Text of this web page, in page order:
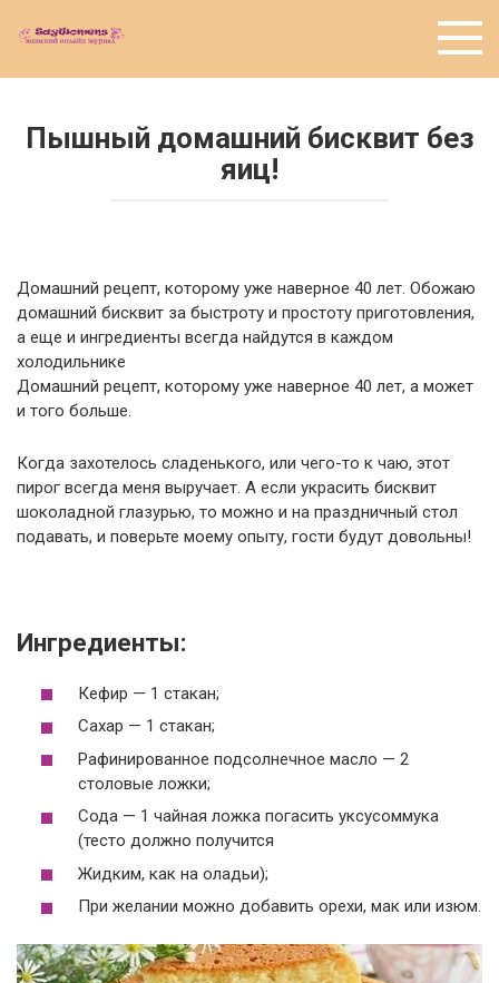
Пышный домашний бисквит без
яиц!
Домашний рецепт, которому уже наверное 40 лет. Обожаю
домашний бисквит за быстроту и простоту приготовления,
а еще и ингредиенты всегда найдутся в каждом
холодильнике
Домашний рецепт, которому уже наверное 40 лет, а может
и того больше.
Когда захотелось сладенького, или чего-то к чаю, этот
пирог всегда меня выручает. А если украсить бисквит
шоколадной глазурью, то можно и на праздничный стол
подавать, и поверьте моему опыту, гости будут довольны!
Ингредиенты:
Кефир — 1 стакан;
Сахар — 1 стакан;
Рафинированное подсолнечное масло — 2
столовые ложки;
Сода — 1 чайная ложка погасить уксусоммука
(тесто должно получится
Жидким, как на оладьи);
При желании можно добавить орехи, мак или изюм.